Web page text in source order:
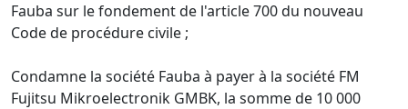
Fauba sur le fondement de l'article 700 du nouveau
Code de procédure civile ;
Condamne la société Fauba à payer à la société FM
Fujitsu Mikroelectronik GMBK, la somme de 10 000